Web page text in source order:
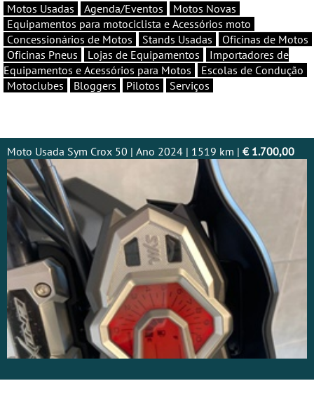
Motos Usadas Agenda/Eventos
Motos Novas
Equipamentos para motociclista e Acessórios moto
Concessionários de Motos
Stands Usadas
Oficinas de Motos
Oficinas Pneus
Lojas de Equipamentos
Importadores de
Equipamentos e Acessórios para Motos
Escolas de Condução
Motoclubes
Bloggers Pilotos Serviços
Moto Usada Sym Crox 50 | Ano 2024 | 1519 km | € 1.700,00